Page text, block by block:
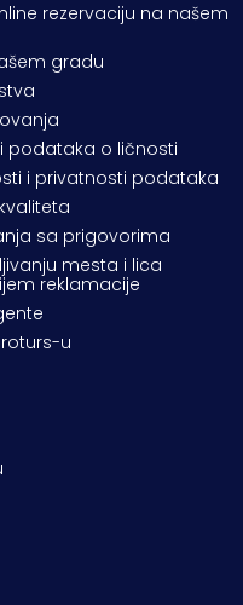
rezervaciju na našem
gradu
podataka o ličnosti
i privatnosti podataka
sa prigovorima
mesta i lica
reklamacije
u